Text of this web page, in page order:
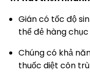
Gián có tốc độ
thể đẻ hàng
Chúng có khả
thuốc diệt côn